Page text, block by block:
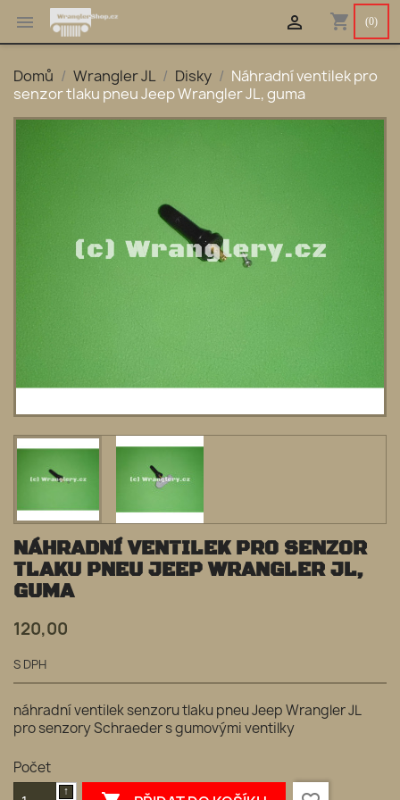
 shopping_cart (0)

Domů Wrangler JL Disky
Náhradní ventilek pro
senzor tlaku pneu Jeep Wrangler JL, guma
NÁHRADNÍ VENTILEK PRO SENZOR
TLAKU PNEU JEEP WRANGLER JL,
GUMA
120,00
S DPH
náhradní ventilek senzoru tlaku pneu Jeep Wrangler JL
pro senzory Schraeder s gumovými ventilky
Počet